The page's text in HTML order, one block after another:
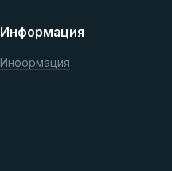
Информация
Информация